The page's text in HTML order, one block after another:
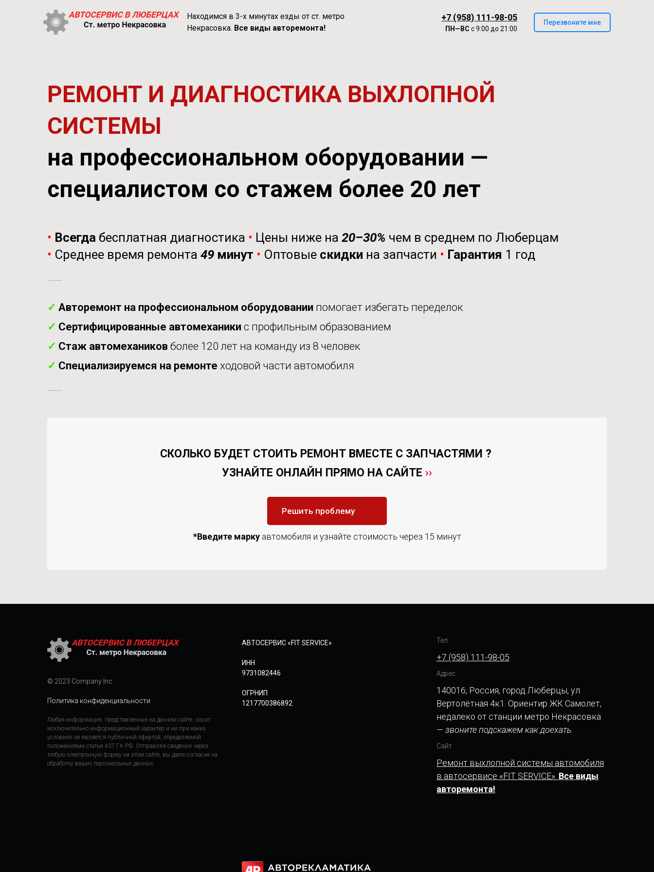
Находимся в 3-х минутах езды от ст. метро
Некрасовка. Все виды авторемонта!
+7 (958) 111-98-05
ПН—ВС с 9:00 до 21:00
Перезвоните мне
РЕМОНТ И ДИАГНОСТИКА ВЫХЛОПНОЙ
СИСТЕМЫ
на профессиональном оборудовании —
специалистом со стажем более 20 лет
• Всегда бесплатная диагностика • Цены ниже на 20–30% чем в среднем по Люберцам
• Среднее время ремонта 49 минут • Оптовые скидки на запчасти • Гарантия 1 год
✓ Авторемонт на профессиональном оборудовании помогает избегать переделок
✓ Сертифицированные автомеханики с профильным образованием
✓ Стаж автомехаников более 120 лет на команду из 8 человек
✓ Специализируемся на ремонте ходовой части автомобиля
СКОЛЬКО БУДЕТ СТОИТЬ РЕМОНТ ВМЕСТЕ С ЗАПЧАСТЯМИ ?
УЗНАЙТЕ ОНЛАЙН ПРЯМО НА САЙТЕ ››
Решить проблему
*Введите марку автомобиля и узнайте стоимость через 15 минут
© 2023 Company Inc.
Политика конфиденциальности
Любая информация, представленная на данном сайте, носит
исключительно информационный характер и ни при каких
условиях не является публичной офертой, определяемой
положениями статьи 437 ГК РФ. Отправляя сведения через
любую электронную форму на этом сайте, вы даете согласие на
обработку ваших персональных данных.
АВТОСЕРВИС «FIT SERVICE»
ИНН
9731082446
ОГРНИП
1217700386892
Тел.
+7 (958) 111-98-05
Адрес
140016, Россия, город Люберцы, ул.
Вертолётная 4к1. Ориентир ЖК Самолет,
недалеко от станции метро Некрасовка
— звоните подскажем как доехать.
Сайт
Ремонт выхлопной системы автомобиля
в автосервисе «FIT SERVICE». Все виды
авторемонта!